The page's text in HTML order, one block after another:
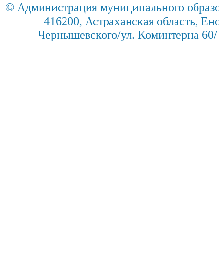
© Администрация муниципального
416200, Астраханская область,
Чернышевского/ул. Коминтерна